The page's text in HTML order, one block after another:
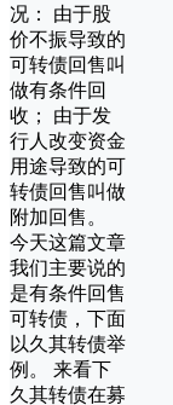
况： 由于股
价不振导致的
可转债回售叫
做有条件回
收； 由于发
行人改变资金
用途导致的可
转债回售叫做
附加回售。
今天这篇文章
我们主要说的
是有条件回售
可转债，下面
以久其转债举
例。 来看下
久其转债在募